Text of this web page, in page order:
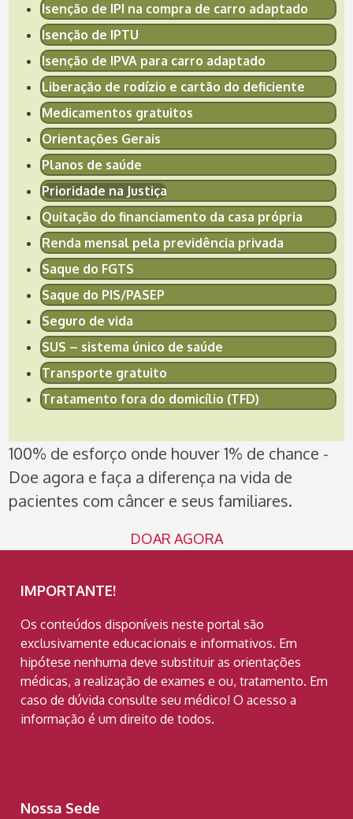
Isenção de IPI na compra de carro adaptado
Isenção de IPTU
Isenção de IPVA para carro adaptado
Liberação de rodízio e cartão do deficiente
Medicamentos gratuitos
Orientações Gerais
Planos de saúde
Prioridade na Justiça
Quitação do financiamento da casa própria
Renda mensal pela previdência privada
Saque do FGTS
Saque do PIS/PASEP
Seguro de vida
SUS – sistema único de saúde
Transporte gratuito
Tratamento fora do domicílio (TFD)
100% de esforço onde houver 1% de chance -
Doe agora e faça a diferença na vida de
pacientes com câncer e seus familiares.
DOAR AGORA
IMPORTANTE!
Os conteúdos disponíveis neste portal são
exclusivamente educacionais e informativos. Em
hipótese nenhuma deve substituir as orientações
médicas, a realização de exames e ou, tratamento. Em
caso de dúvida consulte seu médico! O acesso a
informação é um direito de todos.
Nossa Sede